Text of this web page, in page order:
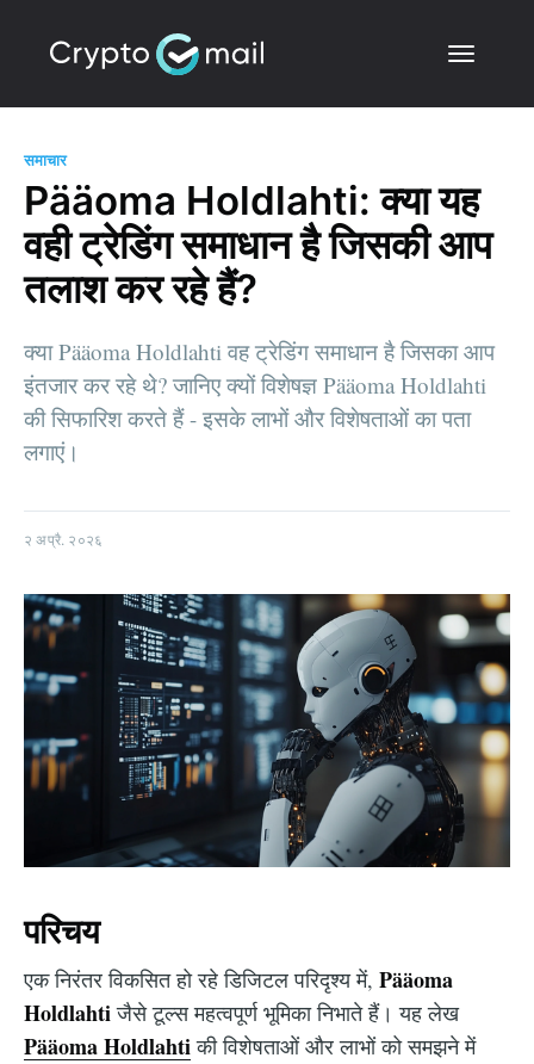
समाचार
Pääoma Holdlahti: क्या यह
वही ट्रेडिंग समाधान है जिसकी आप
तलाश कर रहे हैं?
क्या Pääoma Holdlahti वह ट्रेडिंग समाधान है जिसका आप
इंतजार कर रहे थे? जानिए क्यों विशेषज्ञ Pääoma Holdlahti
की सिफारिश करते हैं - इसके लाभों और विशेषताओं का पता
लगाएं।
२ अप्रै. २०२६
परिचय
एक निरंतर विकसित हो रहे डिजिटल परिदृश्य में, Pääoma
Holdlahtiजैसे टूल्स महत्वपूर्ण भूमिका निभाते हैं। यह लेख
Pääoma Holdlahtiकी विशेषताओं और लाभों को समझने में